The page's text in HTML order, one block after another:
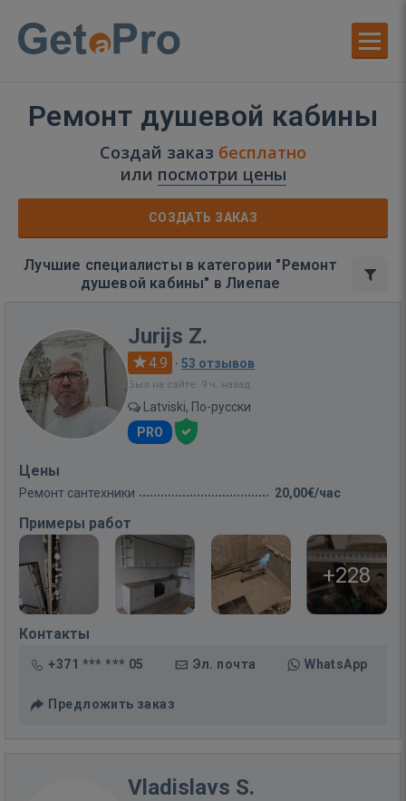
Ремонт душевой кабины
Создай заказ бесплатно
или посмотри цены
СОЗДАТЬ ЗАКАЗ
Лучшие специалисты в категории "Ремонт
душевой кабины" в Лиепае
Jurijs Z.
4.9 · 53 отзывов
Был на сайте: 9 ч. назад
Latviski, По-русски
PRO
Цены
Ремонт сантехники 20,00€/час
Примеры работ
+228
Контакты
+371 *** *** 05 Эл. почта WhatsApp
Предложить заказ
Vladislavs S.